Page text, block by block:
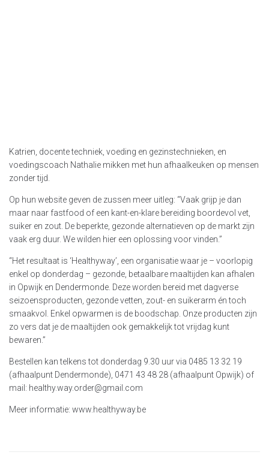
Katrien, docente techniek, voeding en gezinstechnieken, en
voedingscoach Nathalie mikken met hun afhaalkeuken op mensen
zonder tijd.
Op hun website geven de zussen meer uitleg: “Vaak grijp je dan
maar naar fastfood of een kant-en-klare bereiding boordevol vet,
suiker en zout. De beperkte, gezonde alternatieven op de markt zijn
vaak erg duur. We wilden hier een oplossing voor vinden.”
“Het resultaat is ‘Healthyway’, een organisatie waar je – voorlopig
enkel op donderdag – gezonde, betaalbare maaltijden kan afhalen
in Opwijk en Dendermonde. Deze worden bereid met dagverse
seizoensproducten, gezonde vetten, zout- en suikerarm én toch
smaakvol. Enkel opwarmen is de boodschap. Onze producten zijn
zo vers dat je de maaltijden ook gemakkelijk tot vrijdag kunt
bewaren.”
Bestellen kan telkens tot donderdag 9.30 uur via 0485 13 32 19
(afhaalpunt Dendermonde), 0471 43 48 28 (afhaalpunt Opwijk) of
mail: healthy.way.order@gmail.com
Meer informatie: www.healthyway.be